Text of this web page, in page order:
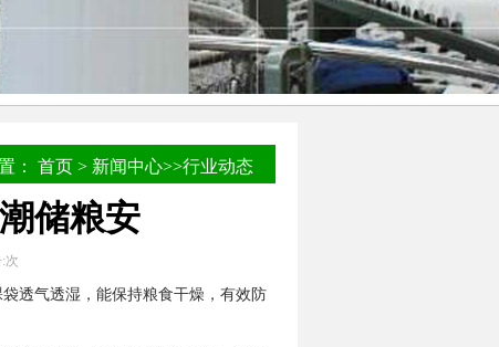
： 首页 > 新闻中心>>行业动态
储粮安
次
透气透湿，能保持粮食干燥，有效防